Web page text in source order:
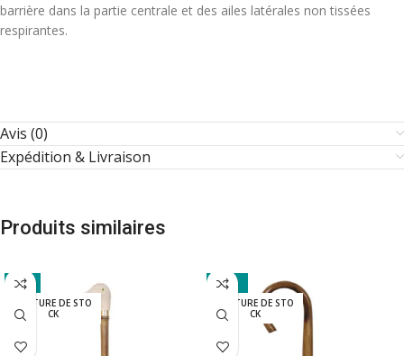
barrière dans la partie centrale et des ailes latérales non tissées
respirantes.
Avis (0)
Expédition & Livraison
Produits similaires
-9%
RUPTURE DE STO
CK
-44%
RUPTURE DE STO
CK